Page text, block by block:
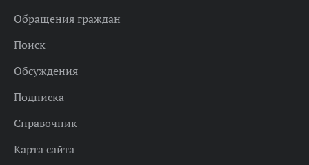
Обращения граждан
Поиск
Обсуждения
Подписка
Справочник
Карта сайта